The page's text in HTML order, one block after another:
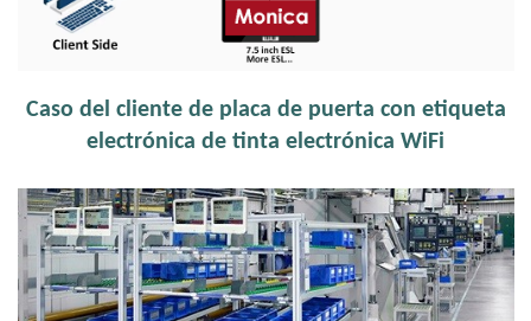
Caso del cliente de placa de puerta con etiqueta
electrónica de tinta electrónica WiFi